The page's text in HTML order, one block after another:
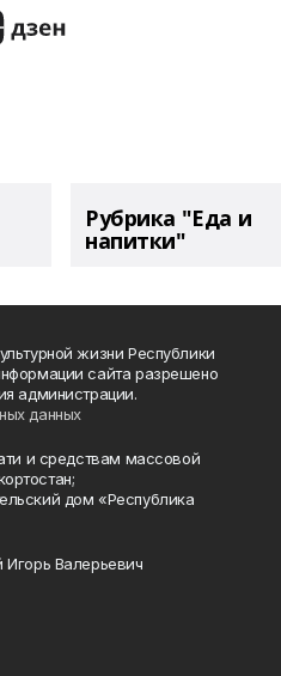
Рубрика "Еда и
напитки"
жизни Республики
сайта разрешено
администрации.
данных
и средствам массовой
дом «Республика
Игорь Валерьевич